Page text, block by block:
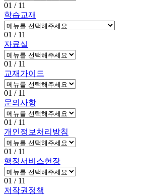
01 / 11
학습교재
01 / 11
자료실
01 / 11
교재가이드
01 / 11
문의사항
01 / 11
개인정보처리방침
01 / 11
행정서비스헌장
01 / 11
저작권정책